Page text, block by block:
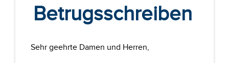
Betrugsschreiben
Sehr geehrte Damen und Herren,